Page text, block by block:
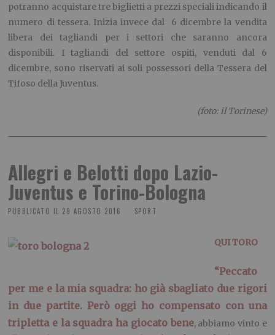
potranno acquistare tre biglietti a prezzi speciali indicando il
numero di tessera. Inizia invece dal 6 dicembre la vendita
libera dei tagliandi per i settori che saranno ancora
disponibili. I tagliandi del settore ospiti, venduti dal 6
dicembre, sono riservati ai soli possessori della Tessera del
Tifoso della Juventus.
(foto: il Torinese)
Allegri e Belotti dopo Lazio-
Juventus e Torino-Bologna
PUBBLICATO IL 29 AGOSTO 2016 SPORT
QUI TORO
“Peccato
per me e la mia squadra: ho già sbagliato due rigori
in due partite. Però oggi ho compensato con una
tripletta e la squadra ha giocato bene, abbiamo vinto e